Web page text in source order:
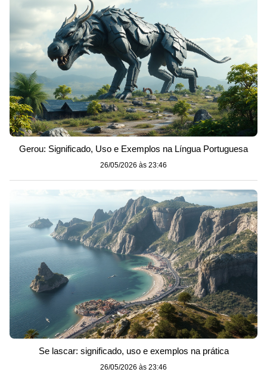
Gerou: Significado, Uso e Exemplos na Língua Portuguesa
26/05/2026 às 23:46
Se lascar: significado, uso e exemplos na prática
26/05/2026 às 23:46